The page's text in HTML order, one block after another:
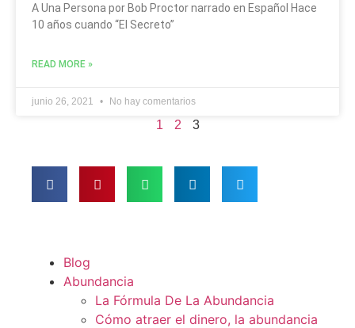
A Una Persona por Bob Proctor narrado en Español Hace
10 años cuando “El Secreto”
READ MORE »
junio 26, 2021 No hay comentarios
1 2 3
Blog
Abundancia
La Fórmula De La Abundancia
Cómo atraer el dinero, la abundancia